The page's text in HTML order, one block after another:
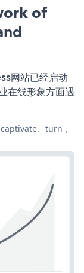
of
网站已经启动
在线形象方面遇
、turn，